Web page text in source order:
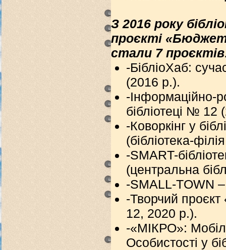
З 2016 року
проєкті «Бюджет
стали 7
-БібліоХаб:
(2016 р.).
-Інформаційно-
бібліотеці № 12
-Коворкінг у
(бібліотека-
-SMART-
(центральна
-SMALL-TOWN –
-Творчий
12, 2020 р.).
-«МІКРО»:
Особистості у